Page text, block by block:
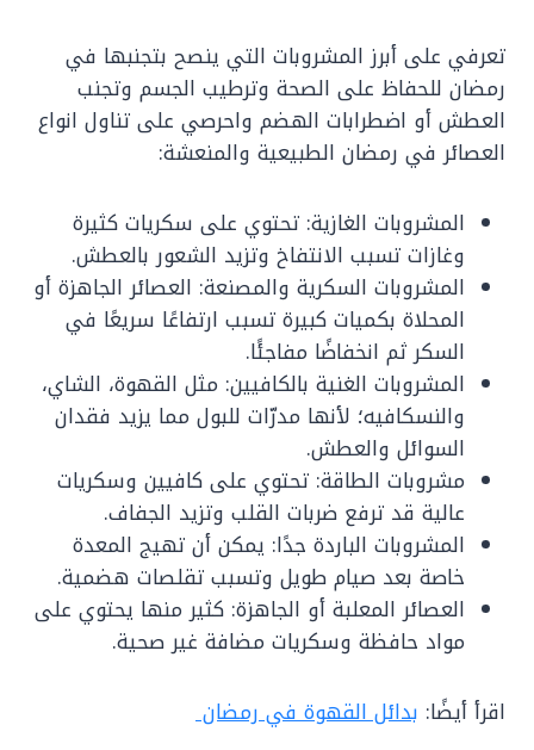
تعرفي على أبرز المشروبات التي ينصح بتجنبها في
رمضان للحفاظ على الصحة وترطيب الجسم وتجنب
العطش أو اضطرابات الهضم واحرصي على تناول انواع
العصائر في رمضان الطبيعية والمنعشة:
المشروبات الغازية: تحتوي على سكريات كثيرة
وغازات تسبب الانتفاخ وتزيد الشعور بالعطش.
المشروبات السكرية والمصنعة: العصائر الجاهزة أو
المحلاة بكميات كبيرة تسبب ارتفاعًا سريعًا في
السكر ثم انخفاضًا مفاجئًا.
المشروبات الغنية بالكافيين: مثل القهوة، الشاي،
والنسكافيه؛ لأنها مدرّات للبول مما يزيد فقدان
السوائل والعطش.
مشروبات الطاقة: تحتوي على كافيين وسكريات
عالية قد ترفع ضربات القلب وتزيد الجفاف.
المشروبات الباردة جدًا: يمكن أن تهيج المعدة
خاصة بعد صيام طويل وتسبب تقلصات هضمية.
العصائر المعلبة أو الجاهزة: كثير منها يحتوي على
مواد حافظة وسكريات مضافة غير صحية.
اقرأ أيضًا: بدائل القهوة في رمضان